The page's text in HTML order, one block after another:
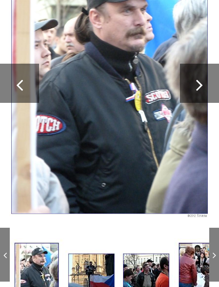
SOCIÁLNÍ SÍTĚ
PLNÁ VERZE STRÁNEK
Copyright © 1996-2015Občanské sdružení Britské listy| Kopírování obsahu
možné pouze po předchozím písemném souhlasu redakce.
Plná verze stránek